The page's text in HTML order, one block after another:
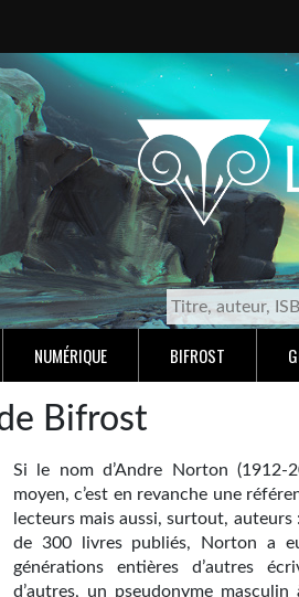
NUMÉRIQUE BIFROST
Bifrost
Si le nom d’Andre Norton
moyen, c’est en revanche une
lecteurs mais aussi, surtout,
de 300 livres publiés, Norton a
générations entières d’autres
d’autres, un pseudonyme